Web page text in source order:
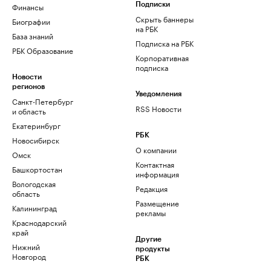
Финансы
Биографии
База знаний
РБК Образование
Новости
регионов
Санкт-Петербург
и область
Екатеринбург
Новосибирск
Омск
Башкортостан
Вологодская
область
Калининград
Краснодарский
край
Нижний
Новгород
Подписки
Скрыть баннеры
на РБК
Подписка на РБК
Корпоративная
подписка
Уведомления
RSS Новости
РБК
О компании
Контактная
информация
Редакция
Размещение
рекламы
Другие
продукты
РБК